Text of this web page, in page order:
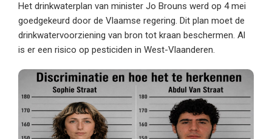
Het drinkwaterplan van minister Jo Brouns werd op 4 mei
goedgekeurd door de Vlaamse regering. Dit plan moet de
drinkwatervoorziening van bron tot kraan beschermen. Al
is er een risico op pesticiden in West-Vlaanderen.